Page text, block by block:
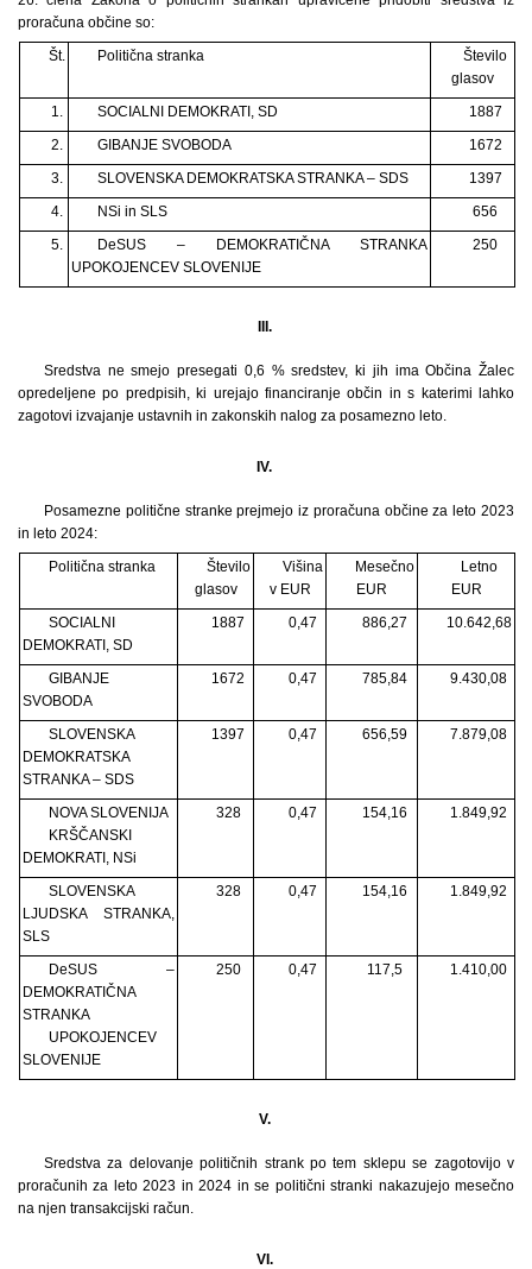
proračuna občine so:
Št.
Politična stranka
Število
glasov
1.
SOCIALNI DEMOKRATI, SD
1887
2.
GIBANJE SVOBODA
1672
3.
SLOVENSKA DEMOKRATSKA STRANKA – SDS
1397
4.
NSi in SLS
656
5.
DeSUS – DEMOKRATIČNA STRANKA
UPOKOJENCEV SLOVENIJE
250
III.
Sredstva ne smejo presegati 0,6 % sredstev, ki jih ima Občina Žalec
opredeljene po predpisih, ki urejajo financiranje občin in s katerimi lahko
zagotovi izvajanje ustavnih in zakonskih nalog za posamezno leto.
IV.
Posamezne politične stranke prejmejo iz proračuna občine za leto 2023
in leto 2024:
Politična stranka
Število
glasov
Višina
v EUR
Mesečno
EUR
Letno
EUR
SOCIALNI
DEMOKRATI, SD
1887 0,47 886,27 10.642,68
GIBANJE
SVOBODA
1672 0,47 785,84 9.430,08
SLOVENSKA
DEMOKRATSKA
STRANKA – SDS
1397 0,47 656,59 7.879,08
NOVA SLOVENIJA
KRŠČANSKI
DEMOKRATI, NSi
328 0,47 154,16 1.849,92
SLOVENSKA
LJUDSKA STRANKA,
SLS
328 0,47 154,16 1.849,92
DeSUS –
DEMOKRATIČNA
STRANKA
UPOKOJENCEV
SLOVENIJE
250 0,47 117,5 1.410,00
V.
Sredstva za delovanje političnih strank po tem sklepu se zagotovijo v
proračunih za leto 2023 in 2024 in se politični stranki nakazujejo mesečno
na njen transakcijski račun.
VI.